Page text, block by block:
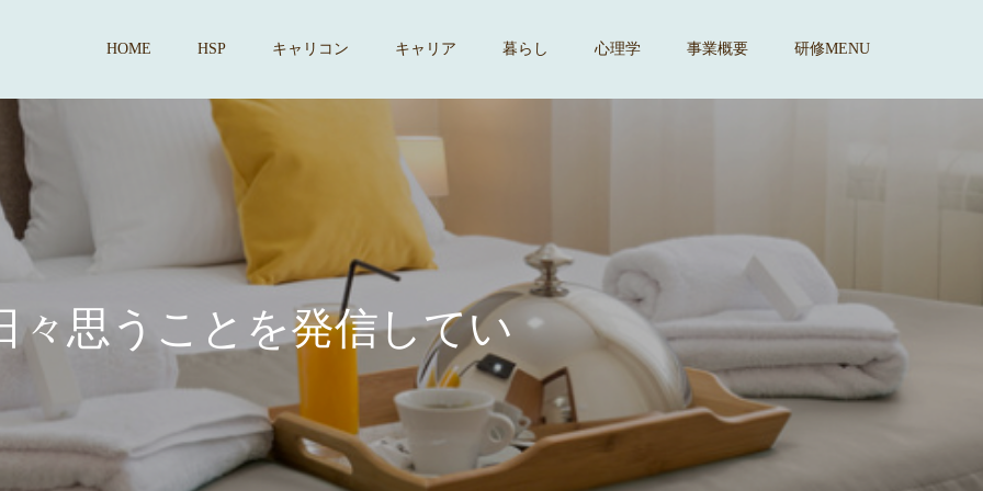
HOME HSP キャリコン キャリア 暮らし 心理学 事業概要 研修MENU
思うことを発信しています。